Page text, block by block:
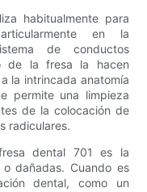
habitualmente para
en la
de conductos
de la fresa la hacen
la intrincada anatomía
permite una limpieza
de la colocación de
radiculares.
dental 701 es la
dañadas. Cuando es
dental, como un